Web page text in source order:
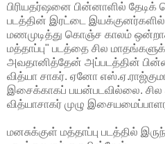
பிரியதர்ஷனை பின்னாளில்
படத்தின் இரட்டை
மணமுடித்து கொஞ்ச காலம்
மத்தாப்பு" படத்தை சில
அவதானித்தேன் அப்படத்தின்
வித்யா சாகர். ஏனோ
இசைக்காகப் பயன்படவில்லை. சில
வித்யாசாகர் முழு
மனசுக்குள் மத்தாப்பு படத்தில்